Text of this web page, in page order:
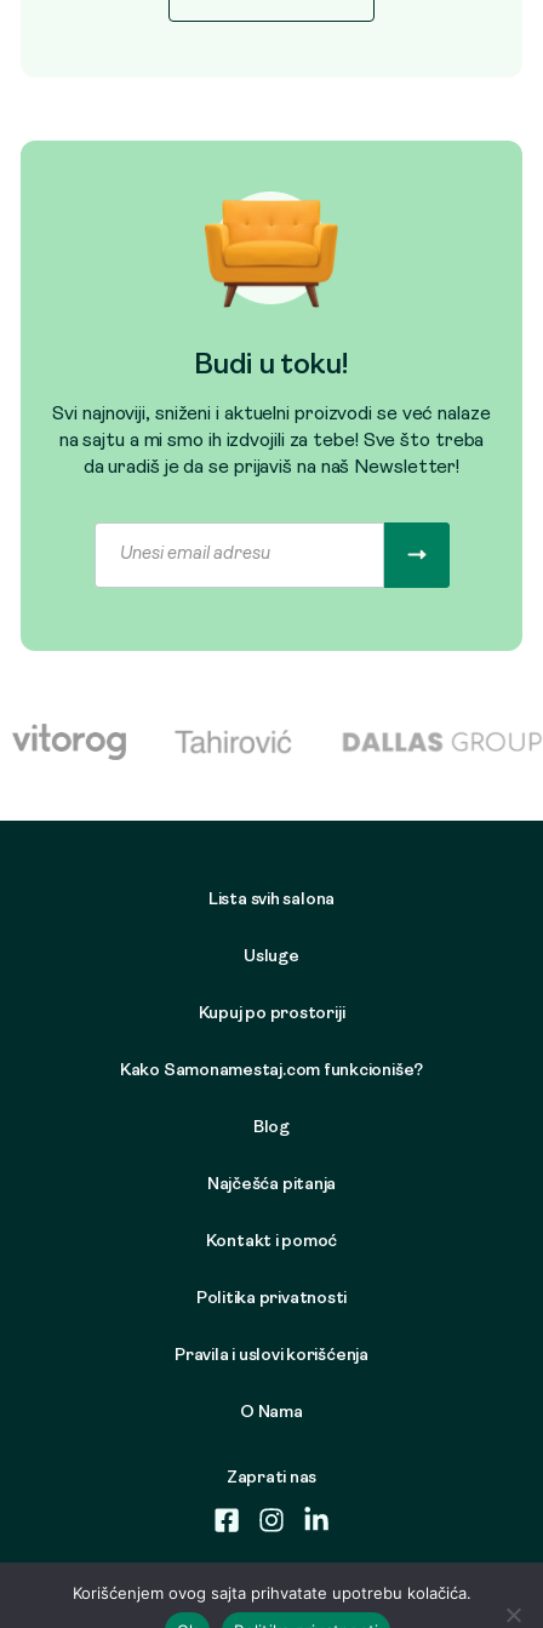
Budi u toku!
Svi najnoviji, sniženi i aktuelni proizvodi se već nalaze
na sajtu a mi smo ih izdvojili za tebe! Sve što treba
da uradiš je da se prijaviš na naš Newsletter!
Lista svih salona
Usluge
Kupuj po prostoriji
Kako Samonamestaj.com funkcioniše?
Blog
Najčešća pitanja
Kontakt i pomoć
Politika privatnosti
Pravila i uslovi korišćenja
O Nama
Zaprati nas
Korišćenjem ovog sajta prihvatate upotrebu kolačića.